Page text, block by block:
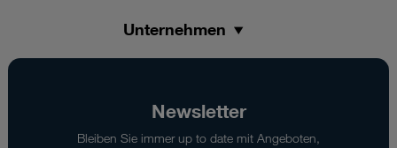
Unternehmen
Newsletter
Bleiben Sie immer up to date mit Angeboten,